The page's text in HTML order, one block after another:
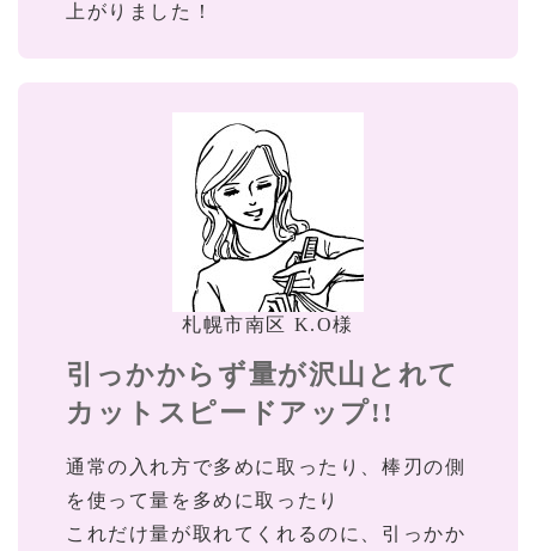
上がりました！
札幌市南区 K.O様
引っかからず量が沢山とれて
カットスピードアップ!!
通常の入れ方で多めに取ったり、棒刃の側
を使って量を多めに取ったり
これだけ量が取れてくれるのに、引っかか